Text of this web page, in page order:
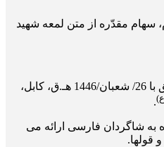
سهام مقدّره از متن لمعه شهید
سه‌ شنبه 7/12/1403 هـ.ش مطابق با 26/ شعبان/1446 هـ.ق، کابل،
.
شاگردان فارسی ارائه می
قول­ها.